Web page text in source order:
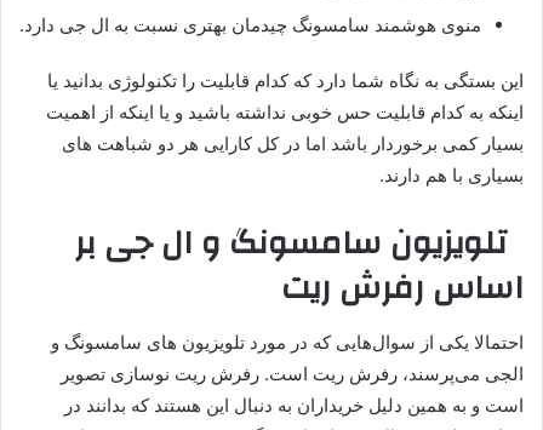
منوی هوشمند سامسونگ چیدمان بهتری نسبت به ال جی دارد.
این بستگی به نگاه شما دارد که کدام قابلیت را تکنولوژی بدانید یا
اینکه به کدام قابلیت حس خوبی نداشته باشید و یا اینکه از اهمیت
بسیار کمی برخوردار باشد اما در کل کارایی هر دو شباهت های
بسیاری با هم دارند.
تلویزیون سامسونگ و ال جی بر
اساس رفرش ریت
احتمالا یکی از سوال‌هایی که در مورد تلویزیون های سامسونگ و
الجی می‌پرسند، رفرش ریت است. رفرش ریت نوسازی تصویر
است و به همین دلیل خریداران به دنبال این هستند که بدانند در